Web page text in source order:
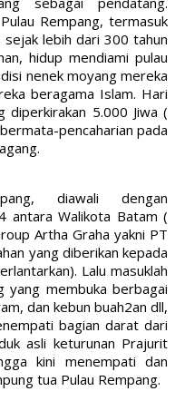
Rempang, termasuk
sejak lebih dari 300 tahun
hidup mendiami pulau
nenek moyang mereka
beragama Islam. Hari
diperkirakan 5.000 Jiwa (
pencaharian pada
diawali dengan
antara Walikota Batam (
Artha Graha yakni PT
yang diberikan kepada
Lalu masuklah
yang membuka berbagai
dan kebun buah2an dll,
bagian darat dari
asli keturunan Prajurit
kini menempati dan
tua Pulau Rempang.